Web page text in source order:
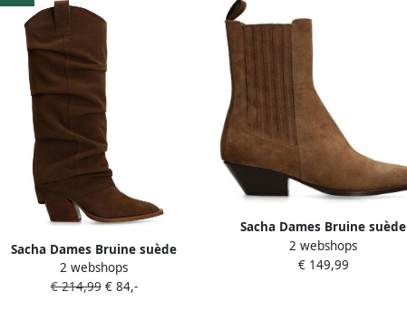
Sacha Dames Bruine suède
cowboylaarzen met flap
2 webshops
€ 214,99€ 84,-
Sacha Dames Bruine suède
western laarsjes
2 webshops
€ 149,99